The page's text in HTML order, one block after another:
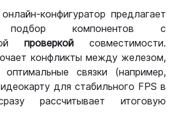
онлайн-конфигуратор предлагает
подбор компонентов с
проверкой совместимости.
конфликты между железом,
оптимальные связки (например,
для стабильного FPS в
рассчитывает итоговую